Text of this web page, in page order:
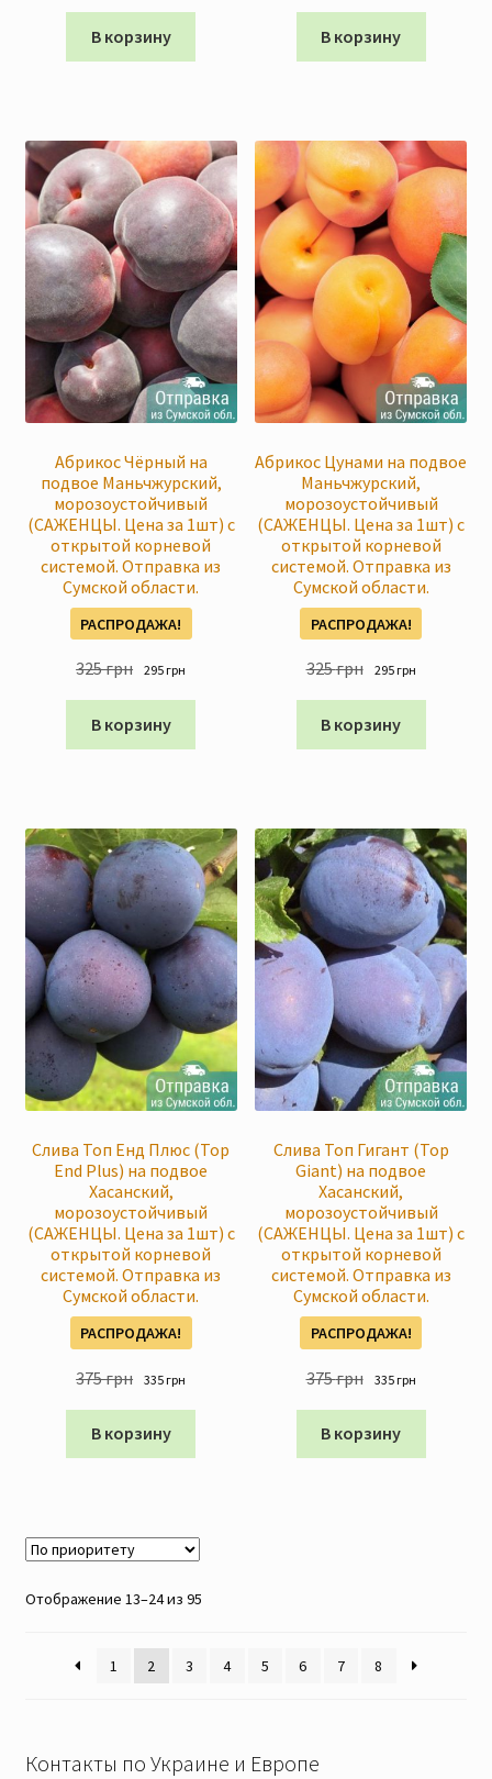
цена
составляла
325 грн
цена:
В корзину
цена
составляла
325 грн
цена:
В корзину
Абрикос Чёрный на
подвое Маньчжурский,
морозоустойчивый
(САЖЕНЦЫ. Цена за 1шт) с
открытой корневой
системой. Отправка из
Сумской области.
РАСПРОДАЖА!
325грн Первоначальная
цена
составляла
325 грн
295грн
цена:
В корзину
Абрикос Цунами на подвое
Маньчжурский,
морозоустойчивый
(САЖЕНЦЫ. Цена за 1шт) с
открытой корневой
системой. Отправка из
Сумской области.
РАСПРОДАЖА!
325грн
цена
составляла
325 грн
295грнТекущая
цена:
В корзину
Слива Топ Енд Плюс (Top
End Plus) на подвое
Хасанский,
морозоустойчивый
(САЖЕНЦЫ. Цена за 1шт) с
открытой корневой
системой. Отправка из
Сумской области.
РАСПРОДАЖА!
375грн Первоначальная
составляла
375 грн
335грн
В корзину
Слива Топ Гигант (Top
Giant) на подвое
Хасанский,
морозоустойчивый
(САЖЕНЦЫ. Цена за 1шт) с
открытой корневой
системой. Отправка из
Сумской области.
РАСПРОДАЖА!
375грн
составляла
375 грн
335грнТекущая
В корзину
Отображение 13–24 из 95
1 2 3 4 5 6 7 8
Контакты по Украине и Европе